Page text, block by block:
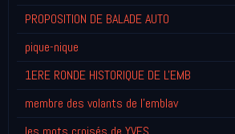
PROPOSITION DE BALADE AUTO
pique-nique
1ERE RONDE HISTORIQUE DE L'EMB
membre des volants de l'emblav